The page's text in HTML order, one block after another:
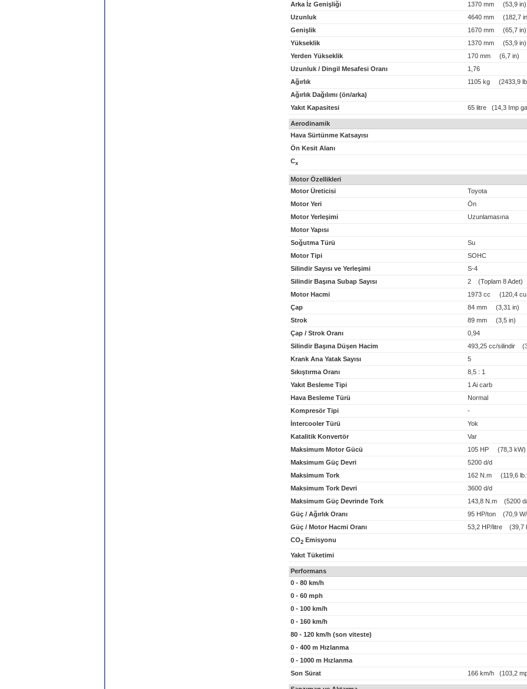
Arka İz Genişliği
1370 mm (53,9 in)
Uzunluk
4640 mm (182,7
Genişlik
1670 mm (65,7 in)
Yükseklik
1370 mm (53,9 in)
Yerden Yükseklik
170 mm (6,7 in)
Uzunluk / Dingil Mesafesi Oranı
1,76
Ağırlık
1105 kg (2433,9
Ağırlık Dağılımı (ön/arka)
Yakıt Kapasitesi
65 litre (14,3 Imp
Aerodinamik
Hava Sürtünme Katsayısı
Ön Kesit Alanı
Cx
Motor Özellikleri
Motor Üreticisi
Toyota
Motor Yeri
Ön
Motor Yerleşimi
Uzunlamasına
Motor Yapısı
Soğutma Türü
Su
Motor Tipi
SOHC
Silindir Sayısı ve Yerleşimi
S-4
Silindir Başına Subap Sayısı
2 (Toplam 8 Adet)
Motor Hacmi
1973 cc (120,4 cu
Çap
84 mm (3,31 in)
Strok
89 mm (3,5 in)
Çap / Strok Oranı
0,94
Silindir Başına Düşen Hacim
493,25 cc/silindir
Krank Ana Yatak Sayısı
5
Sıkıştırma Oranı
8,5 : 1
Yakıt Besleme Tipi
1 Ai carb
Hava Besleme Türü
Normal
Kompresör Tipi
-
İntercooler Türü
Yok
Katalitik Konvertör
Var
Maksimum Motor Gücü
105 HP (78,3 kW)
Maksimum Güç Devri
5200 d/d
Maksimum Tork
162 N.m (119,6
Maksimum Tork Devri
3600 d/d
Maksimum Güç Devrinde Tork
143,8 N.m (5200
Güç / Ağırlık Oranı
95 HP/ton (70,9
Güç / Motor Hacmi Oranı
53,2 HP/litre (39,7
CO2 Emisyonu
Yakıt Tüketimi
Performans
0 - 80 km/h
0 - 60 mph
0 - 100 km/h
0 - 160 km/h
80 - 120 km/h (son viteste)
0 - 400 m Hızlanma
0 - 1000 m Hızlanma
Son Sürat
166 km/h (103,2